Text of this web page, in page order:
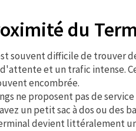
du
souvent difficile de trouver
et un trafic intense.
encombrée.
ne proposent pas de
un petit sac à dos ou des
devient littéralement